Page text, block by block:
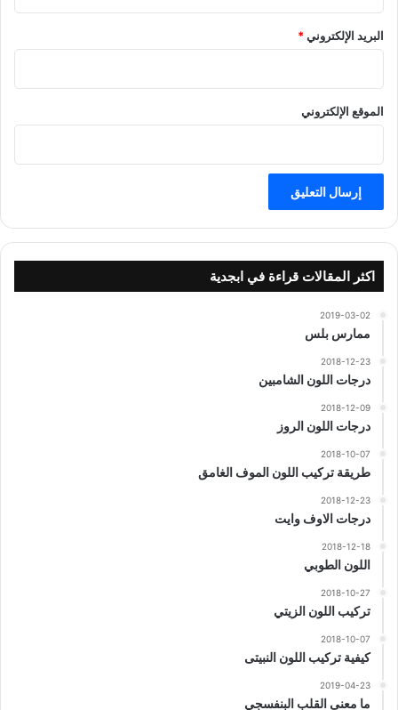
البريد الإلكتروني*
الموقع الإلكتروني
اكثر المقالات قراءة في ابجدية
2019-03-02
ممارس بلس
2018-12-23
درجات اللون الشامبين
2018-12-09
درجات اللون الروز
2018-10-07
طريقة تركيب اللون الموف الغامق
2018-12-23
درجات الاوف وايت
2018-12-18
اللون الطوبي
2018-10-27
تركيب اللون الزيتي
2018-10-07
كيفية تركيب اللون النبيتى
2019-04-23
ما معنى القلب البنفسجي